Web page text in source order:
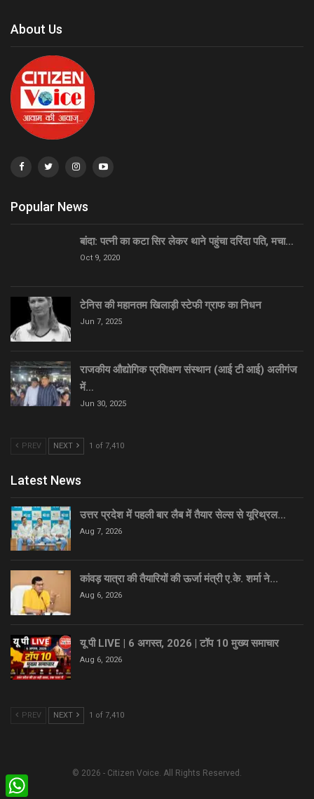
About Us
Popular News
बांदा: पत्नी का कटा सिर लेकर थाने पहुंचा दरिंदा पति, मचा…
Oct 9, 2020
टेनिस की महानतम खिलाड़ी स्टेफी ग्राफ का निधन
Jun 7, 2025
राजकीय औद्योगिक प्रशिक्षण संस्थान (आई टी आई) अलीगंज
में…
Jun 30, 2025
PREV NEXT 1 of 7,410
Latest News
उत्तर प्रदेश में पहली बार लैब में तैयार सेल्स से यूरिथ्रल…
Aug 7, 2026
कांवड़ यात्रा की तैयारियों की ऊर्जा मंत्री ए.के. शर्मा ने…
Aug 6, 2026
यू पी LIVE | 6 अगस्त, 2026 | टॉप 10 मुख्य समाचार
Aug 6, 2026
PREV NEXT 1 of 7,410
© 2026 - Citizen Voice. All Rights Reserved.